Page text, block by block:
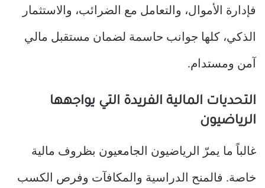
فإدارة الأموال، والتعامل مع الضرائب، والاستثمار
الذكي، كلها جوانب حاسمة لضمان مستقبل مالي
آمن ومستدام.
التحديات المالية الفريدة التي يواجهها
الرياضيون
غالباً ما يمرّ الرياضيون الجامعيون بظروف مالية
خاصة. فالمنح الدراسية والمكافآت وفرص الكسب